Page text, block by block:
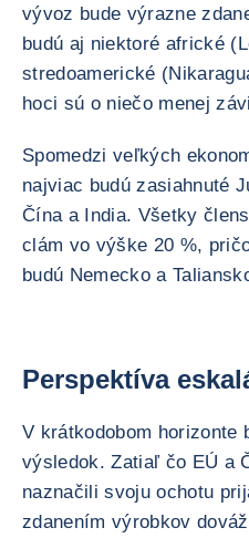
vývoz bude výrazne
budú aj niektoré africké
stredoamerické
hoci sú o niečo menej
Spomedzi veľkých
najviac budú zasiahnuté
Čína a India. Všetky
clám vo výške 20 %,
budú Nemecko a
Perspektíva
V krátkodobom
výsledok. Zatiaľ čo EÚ a
naznačili svoju ochotu
zdanením výrobkov